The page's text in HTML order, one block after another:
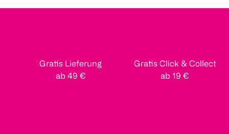
Gratis Lieferung
ab 49 €
Gratis Click & Collect
ab 19 €